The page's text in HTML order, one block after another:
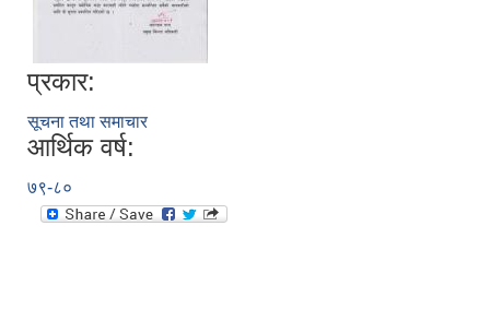
प्रकार:
सूचना तथा समाचार
आर्थिक वर्ष:
७९-८०